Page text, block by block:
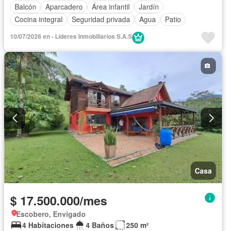
Balcón
Aparcadero Área infantil
Jardín
Cocina integral
Seguridad privada Agua Patio
10/07/2026 en - Lideres Inmobiliarios S.A.S
Casa
$ 17.500.000/mes
Escobero, Envigado
4 Habitaciones
4 Baños
250 m²